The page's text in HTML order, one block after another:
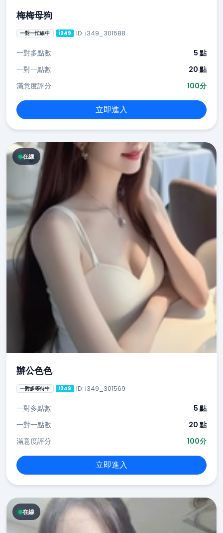
梅梅母狗
一對一忙線中 i349 ID: i349_301588
一對多點數
5 點
一對一點數
20 點
滿意度評分
100分
立即進入
在線
辦公色色
一對多等待中 i349 ID: i349_301569
一對多點數
5 點
一對一點數
20 點
滿意度評分
100分
立即進入
在線